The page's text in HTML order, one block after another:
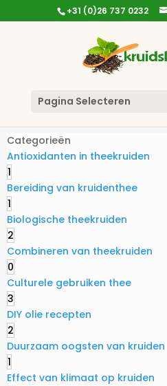
+31 (0)26 737 0232
Pagina Selecteren
Categorieën
Antioxidanten in theekruiden
1
Bereiding van kruidenthee
1
Biologische theekruiden
2
Combineren van theekruiden
0
Culturele gebruiken thee
3
DIY olie recepten
2
Duurzaam oogsten van kruiden
1
Effect van klimaat op kruiden